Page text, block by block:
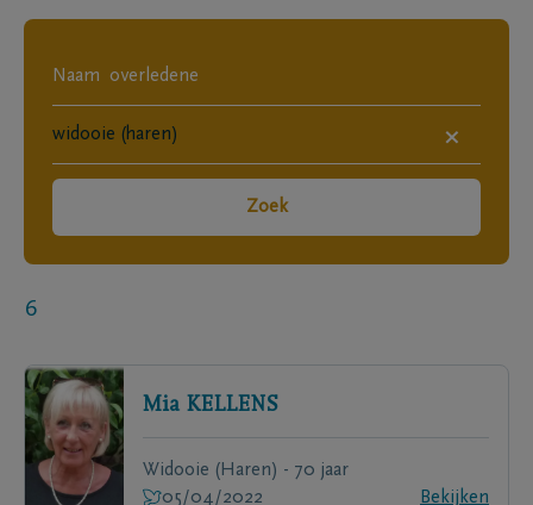
×
Zoek
6
Mia KELLENS
Widooie (Haren) - 70 jaar
05/04/2022
Bekijken